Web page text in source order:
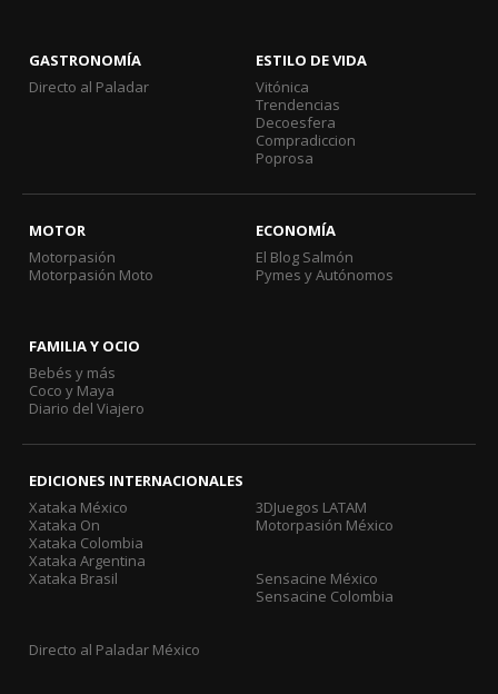
GASTRONOMÍA
Directo al Paladar
ESTILO DE VIDA
Vitónica
Trendencias
Decoesfera
Compradiccion
Poprosa
MOTOR
Motorpasión
Motorpasión Moto
ECONOMÍA
El Blog Salmón
Pymes y Autónomos
FAMILIA Y OCIO
Bebés y más
Coco y Maya
Diario del Viajero
EDICIONES INTERNACIONALES
Xataka México
Xataka On
Xataka Colombia
Xataka Argentina
Xataka Brasil
3DJuegos LATAM
Motorpasión México
Sensacine México
Sensacine Colombia
Directo al Paladar México